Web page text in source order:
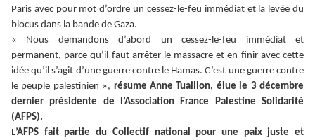
Paris avec pour mot d’ordre un cessez-le-feu immédiat et la levée du
blocus dans la bande de Gaza.
« Nous demandons d’abord un cessez-le-feu immédiat et
permanent, parce qu’il faut arrêter le massacre et en finir avec cette
idée qu’il s’agit d’une guerre contre le Hamas. C’est une guerre contre
le peuple palestinien », résume Anne Tuaillon, élue le 3 décembre
dernier présidente de l’Association France Palestine Solidarité
(AFPS).
L’AFPS fait partie du Collectif national pour une paix juste et